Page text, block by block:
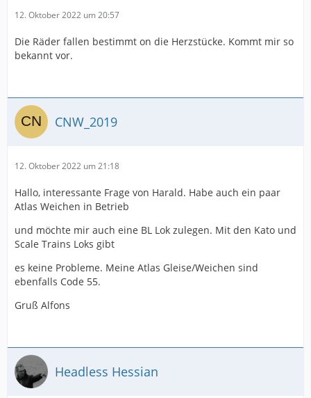
12. Oktober 2022 um 20:57
Die Räder fallen bestimmt on die Herzstücke. Kommt mir so
bekannt vor.
CNW_2019
12. Oktober 2022 um 21:18
Hallo, interessante Frage von Harald. Habe auch ein paar
Atlas Weichen in Betrieb
und möchte mir auch eine BL Lok zulegen. Mit den Kato und
Scale Trains Loks gibt
es keine Probleme. Meine Atlas Gleise/Weichen sind
ebenfalls Code 55.
Gruß Alfons
Headless Hessian